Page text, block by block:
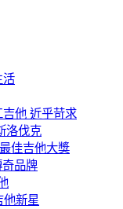
活
他 近乎苛求
洛伐克
佳吉他大獎
奇品牌
他新星